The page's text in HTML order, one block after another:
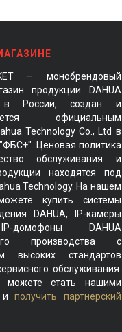
– монобрендовый
продукции DAHUA
в России, создан и
официальным
Technology Co., Ltd в
Ценовая политика
обслуживания и
находятся под
Technology. На нашем
купить системы
DAHUA, IP-камеры
домофоны DAHUA
производства с
высоких стандартов
обслуживания.
стать нашими
и получить партнерский